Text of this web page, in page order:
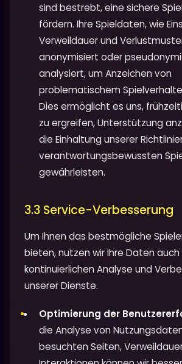
sind bestrebt, eine sichere
fördern. Ihre Spieldaten, wie
Verweildauer und
anonymisiert oder
analysiert, um Anzeichen von
problematischem
Dies ermöglicht es uns,
zu ergreifen, Unterstützung
die Einhaltung unserer
verantwortungsbewussten
gewährleisten.
3.3 Service-Verbesserung
Um Ihnen das bestmögliche
bieten, nutzen wir Ihre Daten auch
kontinuierlichen Analyse und
unserer Dienste.
Optimierung der
die Analyse von
besuchten Seiten,